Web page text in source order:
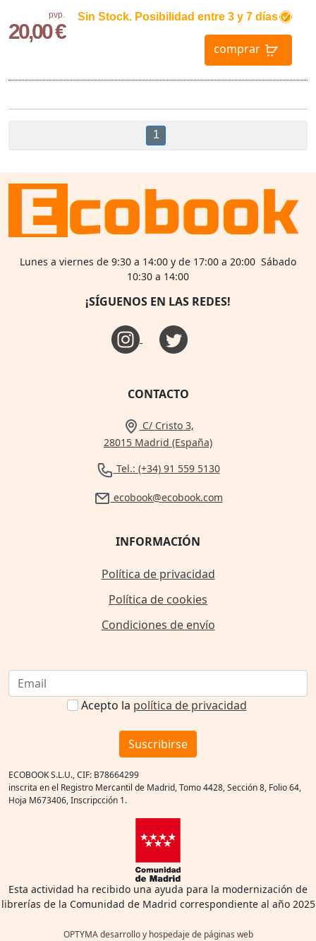
pvp.
20,00 €
Sin Stock. Posibilidad entre 3 y 7 días
comprar
1
Lunes a viernes de 9:30 a 14:00 y de 17:00 a 20:00 Sábado
10:30 a 14:00
¡SÍGUENOS EN LAS REDES!
CONTACTO
C/ Cristo 3,
28015 Madrid (España)
Tel.: (+34) 91 559 5130
ecobook@ecobook.com
INFORMACIÓN
Política de privacidad
Política de cookies
Condiciones de envío
Acepto la política de privacidad
Suscribirse
ECOBOOK S.L.U., CIF: B78664299
inscrita en el Registro Mercantil de Madrid, Tomo 4428, Sección 8, Folio 64,
Hoja M673406, Inscripcción 1.
Esta actividad ha recibido una ayuda para la modernización de
librerías de la Comunidad de Madrid correspondiente al año 2025
OPTYMA desarrollo y hospedaje de páginas web